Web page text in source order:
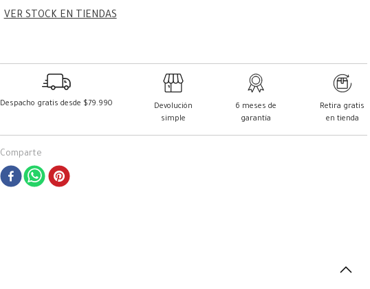
VER STOCK EN TIENDAS
Despacho gratis desde $79.990
Devolución
simple
6 meses de
garantía
Retira gratis
en tienda
Comparte